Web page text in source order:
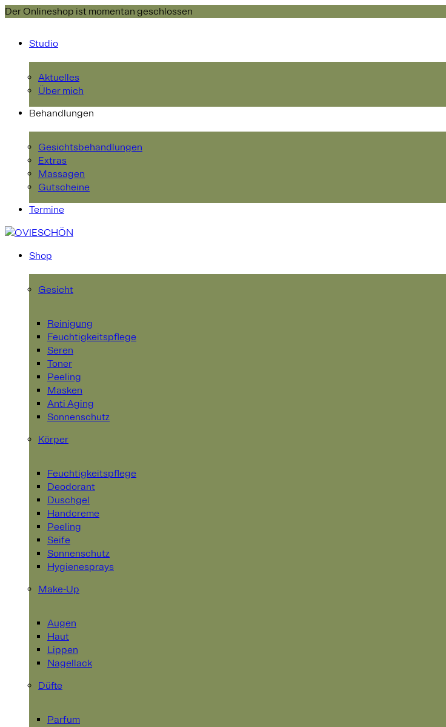
Der Onlineshop ist momentan geschlossen
Studio
Aktuelles
Über mich
Behandlungen
Gesichtsbehandlungen
Extras
Massagen
Gutscheine
Termine
Shop
Gesicht
Reinigung
Feuchtigkeitspflege
Seren
Toner
Peeling
Masken
Anti Aging
Sonnenschutz
Körper
Feuchtigkeitspflege
Deodorant
Duschgel
Handcreme
Peeling
Seife
Sonnenschutz
Hygienesprays
Make-Up
Augen
Haut
Lippen
Nagellack
Düfte
Parfum